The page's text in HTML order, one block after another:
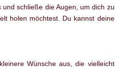
schließe die Augen, um dich zu
holen möchtest. Du kannst deine
Wünsche aus, die vielleicht